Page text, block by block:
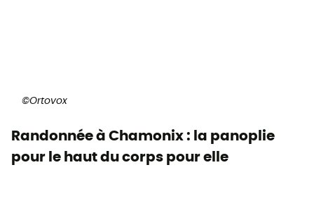
©Ortovox
Randonnée à Chamonix : la panoplie
pour le haut du corps pour elle